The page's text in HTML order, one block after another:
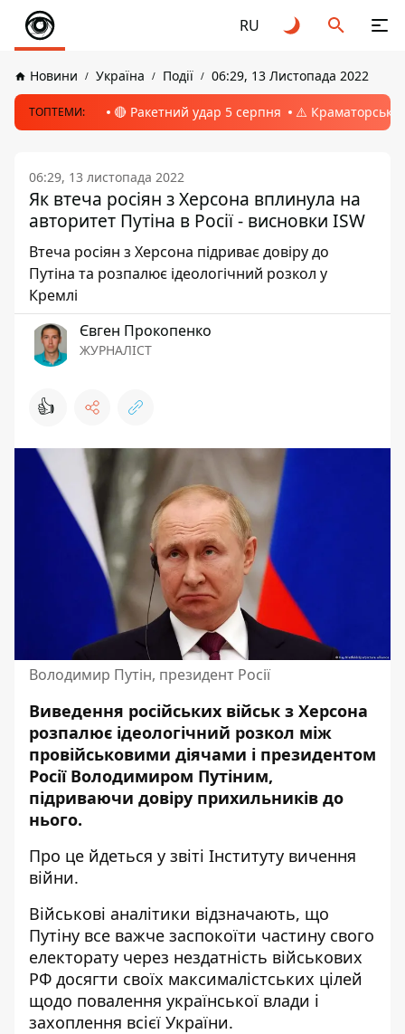
RU
Новини Україна Події 06:29, 13 Листопада 2022
ТОПТЕМИ: 🔴 Ракетний удар 5 серпня ⚠️ Краматорськ,
06:29, 13 листопада 2022
Як втеча росіян з Херсона вплинула на
авторитет Путіна в Росії - висновки ISW
Втеча росіян з Херсона підриває довіру до
Путіна та розпалює ідеологічний розкол у
Кремлі
Євген Прокопенко
ЖУРНАЛІСТ
👍
Володимир Путін, президент Росії
Виведення російських військ з Херсона
розпалює ідеологічний розкол між
провійськовими діячами і президентом
Росії Володимиром Путіним,
підриваючи довіру прихильників до
нього.
Про це йдеться у звіті Інституту вичення
війни.
Військові аналітики відзначають, що
Путіну все важче заспокоїти частину свого
електорату через нездатність військових
РФ досягти своїх максималістських цілей
щодо повалення української влади і
захоплення всієї України.